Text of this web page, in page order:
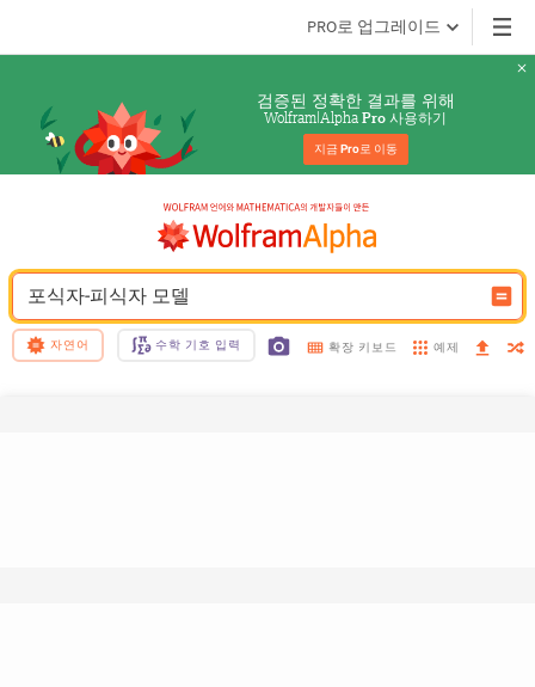
PRO로 업그레이드
검증된 정확한 결과를 위해
Wolfram|Alpha Pro 사용하기
지금 Pro로 이동
포식자-피식자 모델
자연어 수학 기호 입력 확장 키보드 예제